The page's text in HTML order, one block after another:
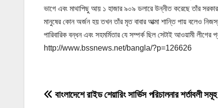
ভাগে এবং মাথাপিছু আয় ১ হাজার ৯০৯ ডলারে উন্নীত করেছে তাঁর
মানুষের কোন অর্জন হয় তখন তাঁর মৃত বাবার আত্মা শান্তি পায় বলেও
পারিবারিক বন্ধন এবং সহমর্মিতার যে সম্পর্ক ছিল সেটাই আওয়ামী
http://www.bssnews.net/bangla/?p=126626
P বাংলাদেশে রাইড শেয়ারিং সার্ভিস পরিচালনার শর্তাবলী সমূহ